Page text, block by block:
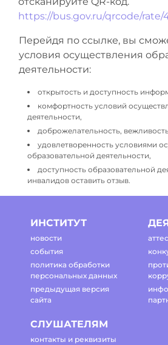
https://bus.gov.ru/qrcode/rate/
Перейдя по ссылке, вы
условия осуществления
деятельности:
открытость и доступность
комфортность условий
деятельности,
доброжелательность,
удовлетворенность условиями
образовательной деятельности,
доступность образовательной
инвалидов оставить отзыв.
ИНСТИТУТ
новости
события
политика обработки
персональных данных
предыдущая версия
сайта
СЛУШАТЕЛЯМ
контакты и реквизиты